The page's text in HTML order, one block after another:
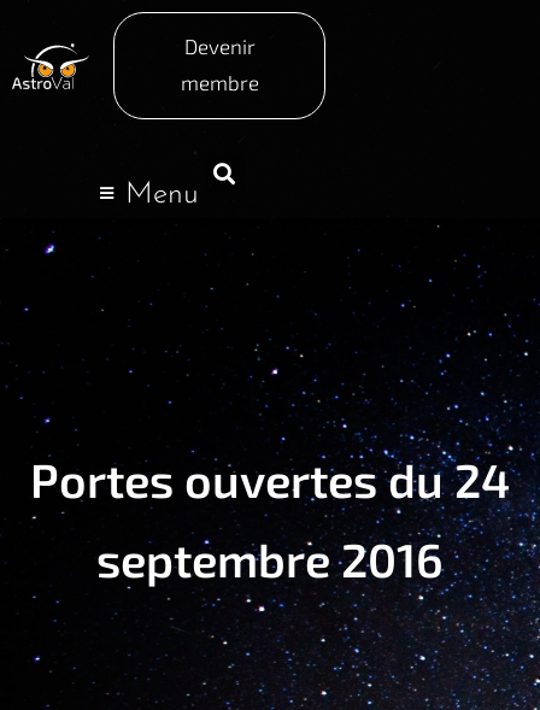
Devenir
membre
Menu
Portes ouvertes du 24
septembre 2016